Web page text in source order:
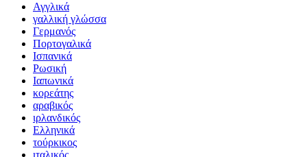
Αγγλικά
γαλλική γλώσσα
Γερμανός
Πορτογαλικά
Ισπανικά
Ρωσική
Ιαπωνικά
κορεάτης
αραβικός
ιρλανδικός
Ελληνικά
τούρκικος